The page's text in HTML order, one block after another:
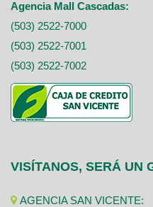
Agencia Mall Cascadas:
(503) 2522-7000
(503) 2522-7001
(503) 2522-7002
VISÍTANOS, SERÁ UN
AGENCIA SAN VICENTE: